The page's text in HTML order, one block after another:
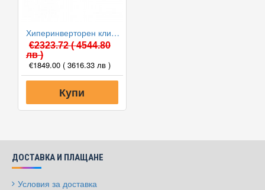
Хиперинверторен климатик Mitsubishi Electric MSZ-FT35VGK/MUZ-FT35VGHZ NINJA, 12000 BTU, Клас A+++
€2323.72( 4544.80
лв )
€1849.00 ( 3616.33 лв )
Купи
ДОСТАВКА И ПЛАЩАНЕ
Условия за доставка